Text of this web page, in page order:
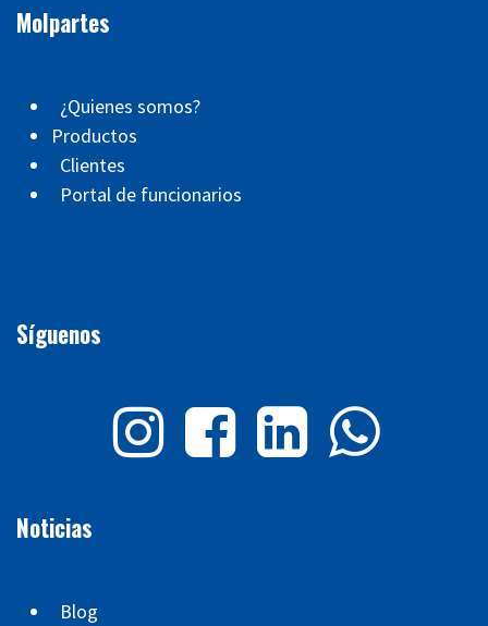
Molpartes
¿Quienes somos?
Productos
Clientes
Portal de funcionarios
Síguenos
Noticias
Blog